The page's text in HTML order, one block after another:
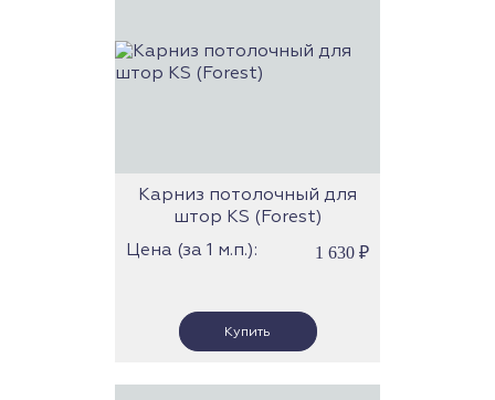
Карниз потолочный для
штор KS (Forest)
Цена (за 1 м.п.):
1 630 ₽